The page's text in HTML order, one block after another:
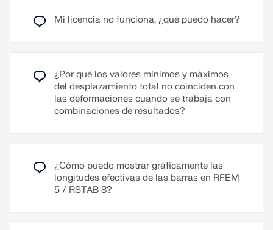
prefijos, por ejemplo. Además, el informe se puede
exportar a un archivo RTF o PDF, así como a
VCmaster.
gráficos vistos desde diferentes direcciones para
especificar. Por ejemplo, es posible imprimir todos
los esfuerzos internos en vista isométrica con un
simple clic del ratón.
Mi licencia no funciona, ¿qué puedo hacer?
¿Por qué los valores mínimos y máximos
del desplazamiento total no coinciden con
las deformaciones cuando se trabaja con
combinaciones de resultados?
¿Cómo puedo mostrar gráficamente las
longitudes efectivas de las barras en RFEM
5 / RSTAB 8?